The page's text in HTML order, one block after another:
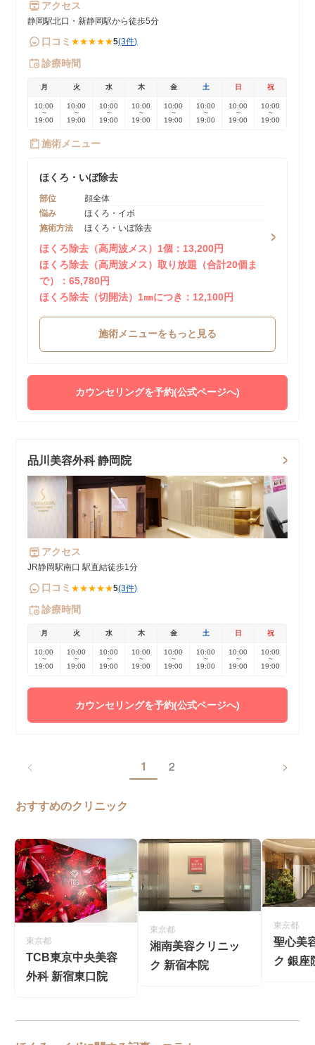
アクセス
静岡駅北口・新静岡駅から徒歩5分
口コミ ★★★★★5(3件)
診療時間
月 火 水 木 金 土 日 祝
10:00
~
19:00
10:00
~
19:00
10:00
~
19:00
10:00
~
19:00
10:00
~
19:00
10:00
~
19:00
10:00
~
19:00
10:00
~
19:00
施術メニュー
ほくろ・いぼ除去
部位
顔全体
悩み
ほくろ・イボ
施術方法
ほくろ・いぼ除去
ほくろ除去（高周波メス）1個：13,200円
ほくろ除去（高周波メス）取り放題（合計20個ま
で）：65,780円
ほくろ除去（切開法）1㎜につき：12,100円
施術メニューをもっと見る
カウンセリングを予約(公式ページへ)
品川美容外科 静岡院
アクセス
JR静岡駅南口 駅直結徒歩1分
口コミ ★★★★★5(3件)
診療時間
月 火 水 木 金 土 日 祝
10:00
~
19:00
10:00
~
19:00
10:00
~
19:00
10:00
~
19:00
10:00
~
19:00
10:00
~
19:00
10:00
~
19:00
10:00
~
19:00
カウンセリングを予約(公式ページへ)
< 1 2 >
おすすめのクリニック
東京都
TCB東京中央美容
外科 新宿東口院
東京都
湘南美容クリニッ
ク 新宿本院
東京都
聖心美
ク 銀座